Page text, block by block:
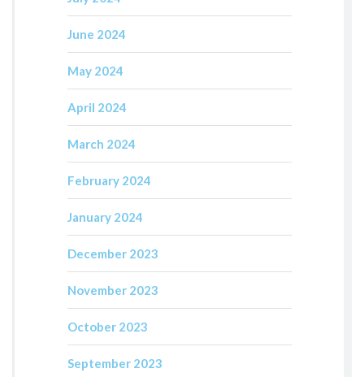
June 2024
May 2024
April 2024
March 2024
February 2024
January 2024
December 2023
November 2023
October 2023
September 2023